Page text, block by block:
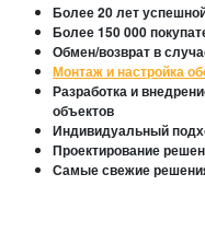
Более 20 лет
Более 150 000
Обмен/возврат в
Монтаж и настройка
Разработка и
объектов
Индивидуальный
Проектирование
Самые свежие